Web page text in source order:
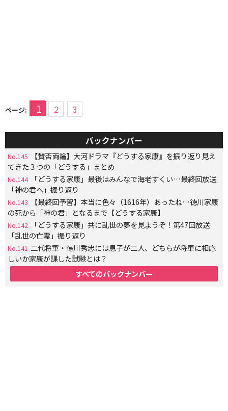
ページ: 1 2 3
バックナンバー
No.145
【賛否両論】大河ドラマ『どうする家康』を振り返り見え
てきた３つの「どうする」まとめ
No.144
「どうする家康」最後はみんなで海老すくい…最終回放送
「神の君へ」振り返り
No.143
【最終回予習】本当に色々（1616年）あったね…徳川家康
の死から「神の君」となるまで【どうする家康】
No.142
「どうする家康」共に乱世の夢を見ようぞ！第47回放送
「乱世の亡霊」振り返り
No.141 二代将軍・徳川秀忠には息子が二人、どちらが将軍に相応
しいか家康が課した試験とは？
すべてのバックナンバー